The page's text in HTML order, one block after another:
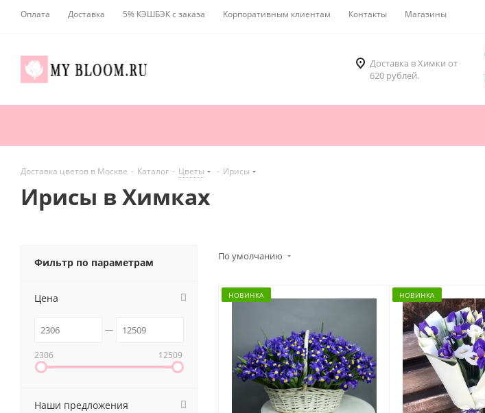
Оплата Доставка 5% КЭШБЭК с заказа Корпоративным клиентам Контакты Магазины
Доставка в Химки от
620 рублей.
Доставка цветов в Москве - Каталог - Цветы - Ирисы
Ирисы в Химках
По умолчанию
НОВИНКА НОВИНКА
Фильтр по параметрам
Цена
2306 12509
Наши предложения